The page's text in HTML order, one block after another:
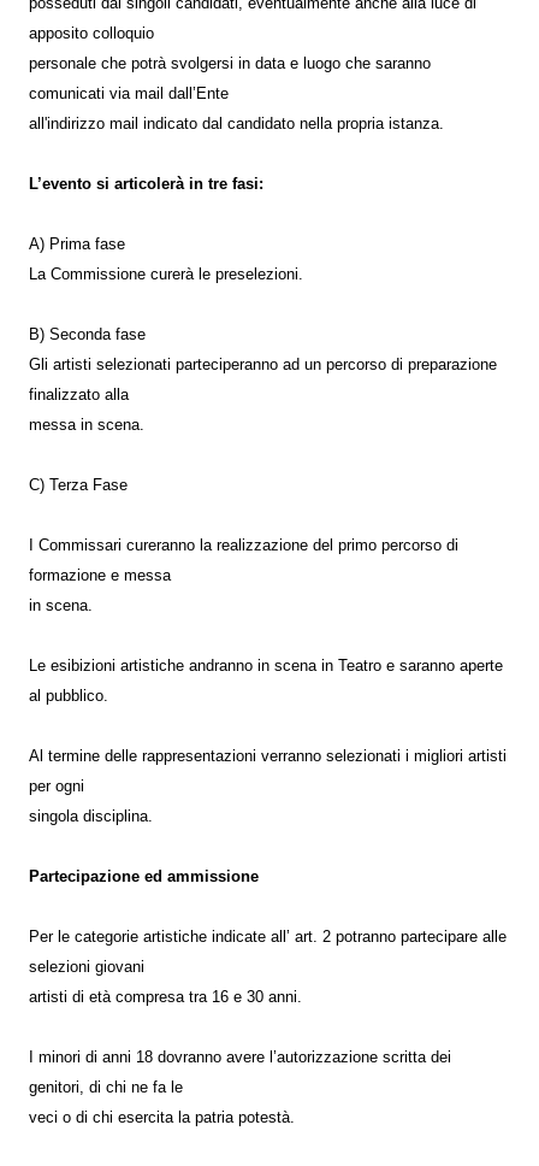
apposito colloquio
personale che potrà svolgersi in data e luogo che saranno
comunicati via mail dall’Ente
all'indirizzo mail indicato dal candidato nella propria istanza.
L’evento si articolerà in tre fasi:
A) Prima fase
La Commissione curerà le preselezioni.
B) Seconda fase
Gli artisti selezionati parteciperanno ad un percorso di preparazione
finalizzato alla
messa in scena.
C) Terza Fase
I Commissari cureranno la realizzazione del primo percorso di
formazione e messa
in scena.
Le esibizioni artistiche andranno in scena in Teatro e saranno aperte
al pubblico.
Al termine delle rappresentazioni verranno selezionati i migliori artisti
per ogni
singola disciplina.
Partecipazione ed ammissione
Per le categorie artistiche indicate all’ art. 2 potranno partecipare alle
selezioni giovani
artisti di età compresa tra 16 e 30 anni.
I minori di anni 18 dovranno avere l’autorizzazione scritta dei
genitori, di chi ne fa le
veci o di chi esercita la patria potestà.